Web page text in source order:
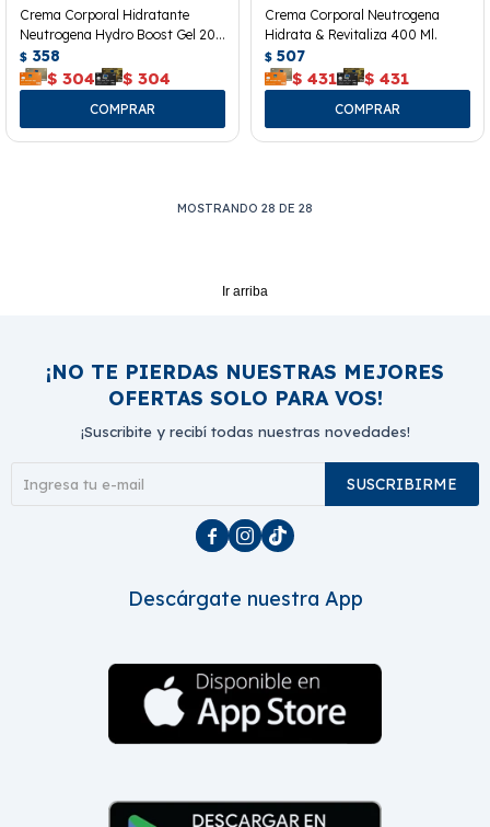
Crema Corporal Hidratante
Neutrogena Hydro Boost Gel 200
Ml.
$ 358
$ 304 $ 304
Crema Corporal Neutrogena
Hidrata & Revitaliza 400 Ml.
$ 507
$ 431 $ 431
MOSTRANDO 28 DE 28
Ir arriba
¡NO TE PIERDAS NUESTRAS MEJORES
OFERTAS SOLO PARA VOS!
¡Suscribite y recibí todas nuestras novedades!
SUSCRIBIRME
  
Descárgate nuestra App